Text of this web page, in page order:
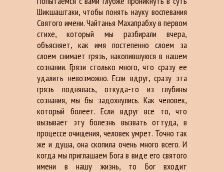
Шикшаштаки, чтобы понять науку воспевания
Святого имени. Чайтанья Махапрабху в первом
стихе, который мы разбирали вчера,
объясняет, как имя постепенно слоем за
слоем снимает грязь, накопившуюся в нашем
сознании. Грязи столько много, что сразу ее
удалить невозможно. Если вдруг, сразу эта
грязь поднялась, откуда-то из глубины
сознания, мы бы задохнулись. Как человек,
который болеет. Если вдруг все то, что
вызывает эту болезнь вызвать оттуда, в
процессе очищения, человек умрет. Точно так
же и душа, она скопила очень много всего. И
когда мы приглашаем Бога в виде его святого
имени в нашу жизнь, то Бог входит